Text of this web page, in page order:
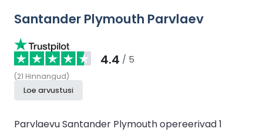
Santander Plymouth Parvlaev
4.4 / 5
(21 Hinnangud)
Loe arvustusi
Parvlaevu Santander Plymouth opereerivad 1